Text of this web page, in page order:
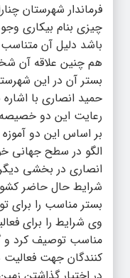
فرماندار شهرستان
چیزی بنام بیکاری
باشد دلیل آن
هم چنین علاقه آن
بستر آن در این
حمید انصاری با اشاره
رعایت این دو
بر اساس این دو
الگو در سطح جهانی
انصاری در بخشی
شرایط حال حاضر
بستر مناسب را برای
وی شرایط را برای
مناسب توصیف کرد و
کنندگان جهت فعالیت